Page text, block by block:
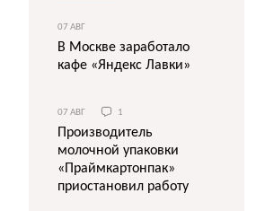
07 АВГ
В Москве заработало
кафе «Яндекс Лавки»
07 АВГ 1
Производитель
молочной упаковки
«Праймкартонпак»
приостановил работу